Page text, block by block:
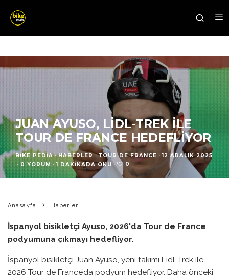
JUAN AYUSO, LIDL-TREK ILE
TOUR DE FRANCE HEDEFLIYOR
BIKE PEDIA · HABERLER TOUR DE FRANCE · 12 ARALIK 2025
· 0 YORUM · 1 DAKIKADA OKU · 0
Anasayfa Haberler
İspanyol bisikletçi Ayuso, 2026'da Tour de France
podyumuna çıkmayı hedefliyor.
İspanyol bisikletçi Juan Ayuso, yeni takımı Lidl-Trek ile
2026 Tour de France’da podyum hedefliyor. Daha önceki